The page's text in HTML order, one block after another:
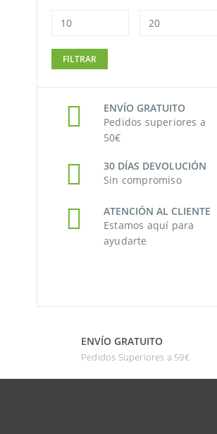
mínimo
máximo
FILTRAR
ENVÍO GRATUITO
Pedidos superiores a
50€
30 DÍAS DEVOLUCIÓN
Sin compromiso
ATENCIÓN AL CLIENTE
Estamos aquí para
ayudarte
ENVÍO GRATUITO
Pedidos Superiores a 59€